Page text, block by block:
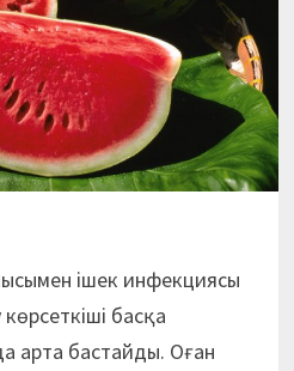
ішек инфекциясы
басқа
арта бастайды. Оған